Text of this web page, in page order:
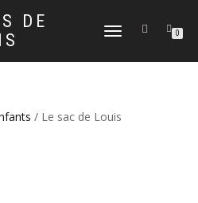
DE
DÉPLIER
NAVIGATION
0
/ Le sac de Louis